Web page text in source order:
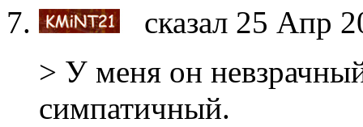
сказал 25 Апр
> У меня он
симпатичный.